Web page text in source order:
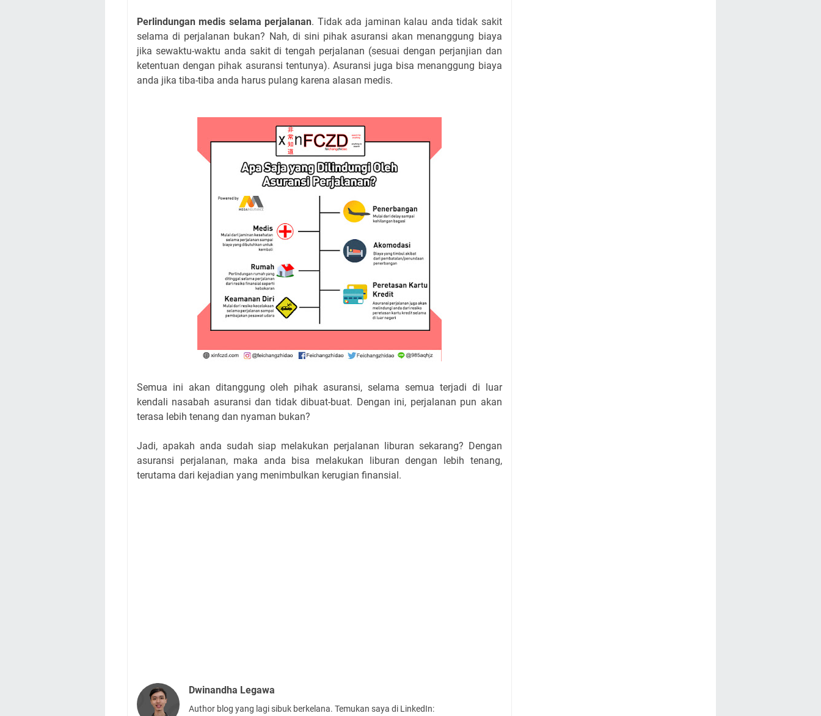
Perlindungan medis selama perjalanan. Tidak ada jaminan kalau anda tidak sakit
selama di perjalanan bukan? Nah, di sini pihak asuransi akan menanggung biaya
jika sewaktu-waktu anda sakit di tengah perjalanan (sesuai dengan perjanjian dan
ketentuan dengan pihak asuransi tentunya). Asuransi juga bisa menanggung biaya
anda jika tiba-tiba anda harus pulang karena alasan medis.
Semua ini akan ditanggung oleh pihak asuransi, selama semua terjadi di luar
kendali nasabah asuransi dan tidak dibuat-buat. Dengan ini, perjalanan pun akan
terasa lebih tenang dan nyaman bukan?
Jadi, apakah anda sudah siap melakukan perjalanan liburan sekarang? Dengan
asuransi perjalanan, maka anda bisa melakukan liburan dengan lebih tenang,
terutama dari kejadian yang menimbulkan kerugian finansial.
Dwinandha Legawa
Author blog yang lagi sibuk berkelana. Temukan saya di LinkedIn: